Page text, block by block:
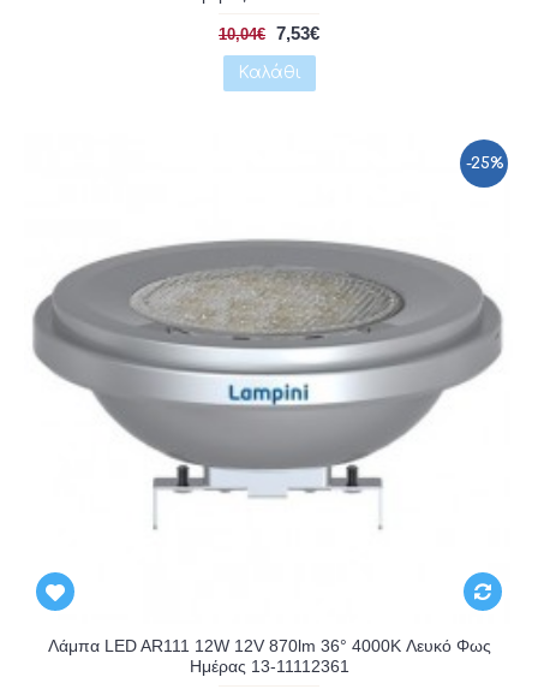
10,04€ 7,53€
Καλάθι
-25%
Λάμπα LED AR111 12W 12V 870lm 36° 4000K Λευκό Φως
Ημέρας 13-11112361